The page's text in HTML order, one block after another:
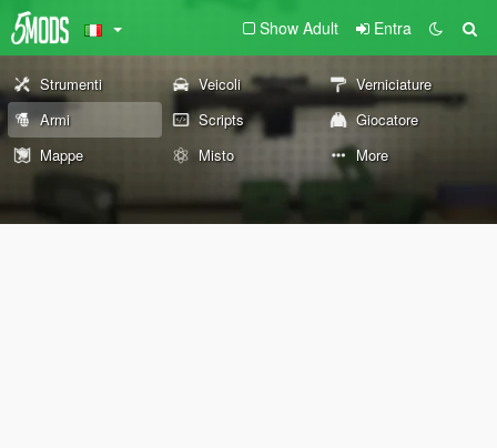
Show Adult Entra
Strumenti Veicoli
Verniciature
Armi
Scripts
Giocatore
Mappe
Misto More